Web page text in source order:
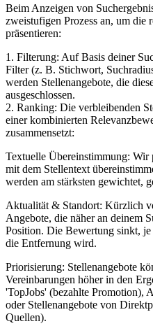
Beim Anzeigen von
zweistufigen Prozess an, um die
präsentieren:
1. Filterung: Auf Basis deiner
Filter (z. B. Stichwort,
werden Stellenangebote, die
ausgeschlossen.
2. Ranking: Die verbleibenden
einer kombinierten
zusammensetzt:
Textuelle Übereinstimmung:
mit dem Stellentext
werden am stärksten gewichtet,
Aktualität & Standort: Kürzlich
Angebote, die näher an deinem
Position. Die Bewertung sinkt,
die Entfernung wird.
Priorisierung: Stellenangebote
Vereinbarungen höher in den
'TopJobs' (bezahlte Promotion),
oder Stellenangebote von
Quellen).